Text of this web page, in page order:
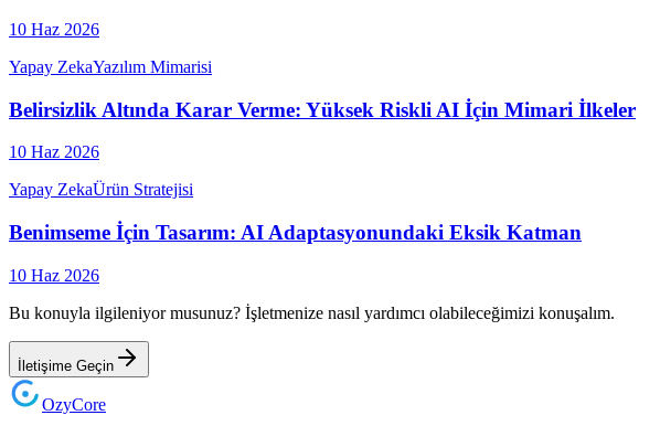
10 Haz 2026
Yapay ZekaYazılım Mimarisi
Belirsizlik Altında Karar Verme: Yüksek Riskli AI İçin Mimari İlkeler
10 Haz 2026
Yapay ZekaÜrün Stratejisi
Benimseme İçin Tasarım: AI Adaptasyonundaki Eksik Katman
10 Haz 2026
Bu konuyla ilgileniyor musunuz? İşletmenize nasıl yardımcı olabileceğimizi konuşalım.
İletişime Geçin
OzyCore